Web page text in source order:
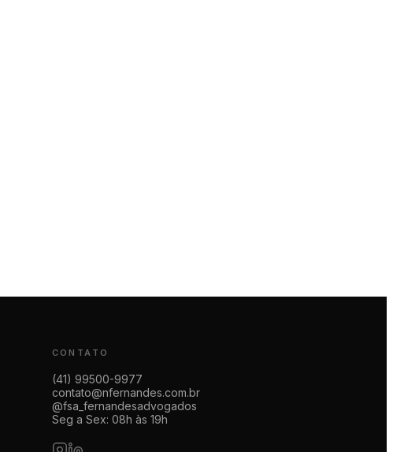
CONTATO
(41) 99500-9977
contato@nfernandes.com.br
@fsa_fernandesadvogados
Seg a Sex: 08h às 19h